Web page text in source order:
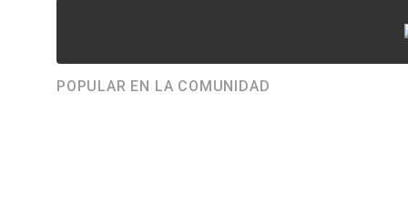
POPULAR EN LA COMUNIDAD